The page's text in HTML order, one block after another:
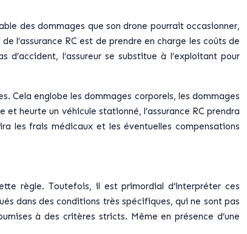
des dommages que son drone pourrait occasionner,
l’assurance RC est de prendre en charge les coûts de
l’assureur se substitue à l’exploitant pour
Cela englobe les dommages corporels, les dommages
heurte un véhicule stationné, l’assurance RC prendra
les frais médicaux et les éventuelles compensations
règle. Toutefois, il est primordial d’interpréter ces
dans des conditions très spécifiques, qui ne sont pas
à des critères stricts. Même en présence d’une